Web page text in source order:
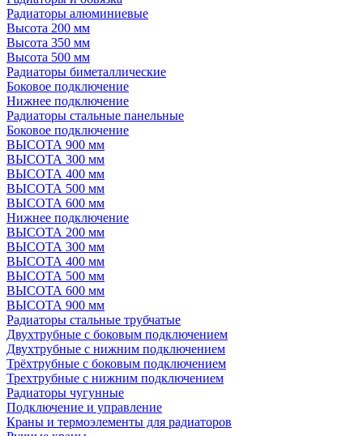
Радиаторы алюминиевые
Высота 200 мм
Высота 350 мм
Высота 500 мм
Радиаторы биметаллические
Боковое подключение
Нижнее подключение
Радиаторы стальные панельные
Боковое подключение
ВЫСОТА 900 мм
ВЫСОТА 300 мм
ВЫСОТА 400 мм
ВЫСОТА 500 мм
ВЫСОТА 600 мм
Нижнее подключение
ВЫСОТА 200 мм
ВЫСОТА 300 мм
ВЫСОТА 400 мм
ВЫСОТА 500 мм
ВЫСОТА 600 мм
ВЫСОТА 900 мм
Радиаторы стальные трубчатые
Двухтрубные с боковым подключением
Двухтрубные с нижним подключением
Трёхтрубные с боковым подключением
Трехтрубные с нижним подключением
Радиаторы чугунные
Подключение и управление
Краны и термоэлементы для радиаторов